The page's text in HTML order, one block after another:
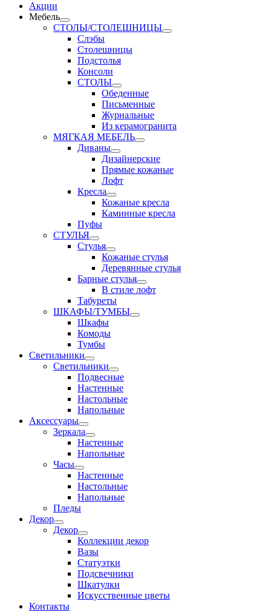
Акции
Мебель
СТОЛЫ/СТОЛЕШНИЦЫ
Слэбы
Столешницы
Подстолья
Консоли
СТОЛЫ
Обеденные
Письменные
Журнальные
Из керамогранита
МЯГКАЯ МЕБЕЛЬ
Диваны
Дизайнерские
Прямые кожаные
Лофт
Кресла
Кожаные кресла
Каминные кресла
Пуфы
СТУЛЬЯ
Стулья
Кожаные стулья
Деревянные стулья
Барные стулья
В стиле лофт
Табуреты
ШКАФЫ/ТУМБЫ
Шкафы
Комоды
Тумбы
Светильники
Светильники
Подвесные
Настенные
Настольные
Напольные
Аксессуары
Зеркала
Настенные
Напольные
Часы
Настенные
Настольные
Напольные
Пледы
Декор
Декор
Коллекции декор
Вазы
Статуэтки
Подсвечники
Шкатулки
Искусственные цветы
Контакты